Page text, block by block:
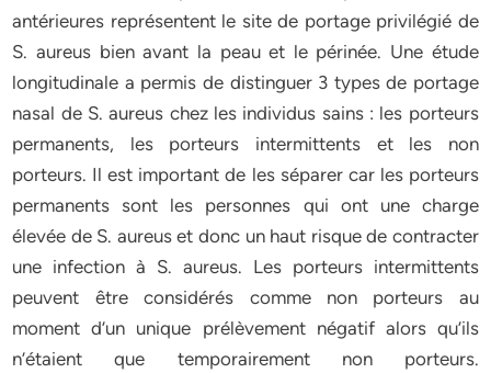
antérieures représentent le site de portage privilégié de
S. aureus bien avant la peau et le périnée. Une étude
longitudinale a permis de distinguer 3 types de portage
nasal de S. aureus chez les individus sains : les porteurs
permanents, les porteurs intermittents et les non
porteurs. Il est important de les séparer car les porteurs
permanents sont les personnes qui ont une charge
élevée de S. aureus et donc un haut risque de contracter
une infection à S. aureus. Les porteurs intermittents
peuvent être considérés comme non porteurs au
moment d’un unique prélèvement négatif alors qu’ils
n’étaient que temporairement non porteurs.